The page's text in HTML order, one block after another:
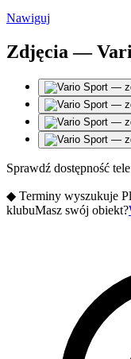
Nawiguj
Zdjęcia —
Sprawdź dostępność
◆ Terminy wyszukuje
klubuMasz swój obiekt?